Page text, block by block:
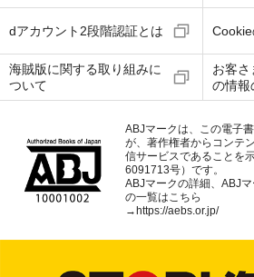
dアカウント2段階認証とは
海賊版に関する取り組みに
ついて
お客さ
の情報
ABJマークは、この電子
が、著作権者からコンテ
信サービスであることを
6091713号）です。
ABJマークの詳細、ABJ
の一覧はこちら
→ https://aebs.or.jp/